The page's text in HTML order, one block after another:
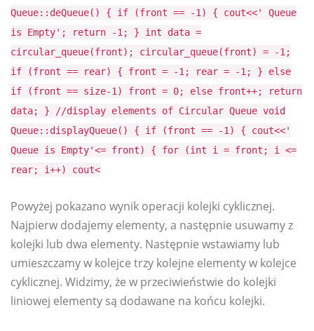
Queue::deQueue() { if (front == -1) { cout<<' Queue
is Empty'; return -1; } int data =
circular_queue(front); circular_queue(front) = -1;
if (front == rear) { front = -1; rear = -1; } else
if (front == size-1) front = 0; else front++; return
data; } //display elements of Circular Queue void
Queue::displayQueue() { if (front == -1) { cout<<'
Queue is Empty'<= front) { for (int i = front; i <=
rear; i++) cout<
Powyżej pokazano wynik operacji kolejki cyklicznej.
Najpierw dodajemy elementy, a następnie usuwamy z
kolejki lub dwa elementy. Następnie wstawiamy lub
umieszczamy w kolejce trzy kolejne elementy w kolejce
cyklicznej. Widzimy, że w przeciwieństwie do kolejki
liniowej elementy są dodawane na końcu kolejki.